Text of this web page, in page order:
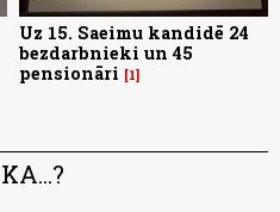
Uz 15. Saeimu kandidē 24
bezdarbnieki un 45
pensionāri
1